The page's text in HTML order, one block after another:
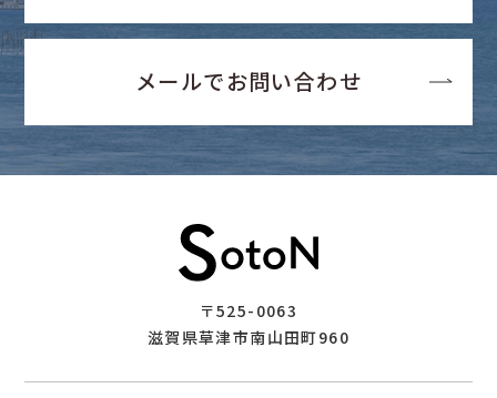
メールでお問い合わせ
〒525-0063
滋賀県草津市南山田町960